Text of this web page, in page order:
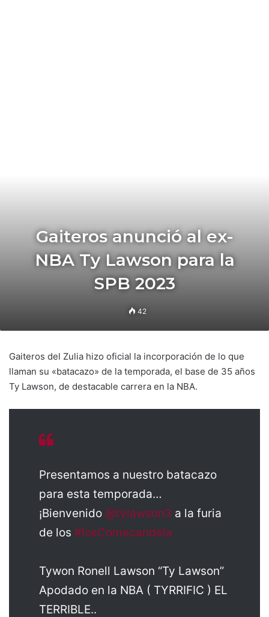
Gaiteros anunció al ex-
NBA Ty Lawson para la
SPB 2023
42
Gaiteros del Zulia hizo oficial la incorporación de lo que
llaman su «batacazo» de la temporada, el base de 35 años
Ty Lawson, de destacable carrera en la NBA.
Presentamos a nuestro batacazo
para esta temporada…
¡Bienvenido @tylawson3 a la furia
de los #losComecandela
Tywon Ronell Lawson “Ty Lawson”
Apodado en la NBA ( TYRRIFIC ) EL
TERRIBLE..